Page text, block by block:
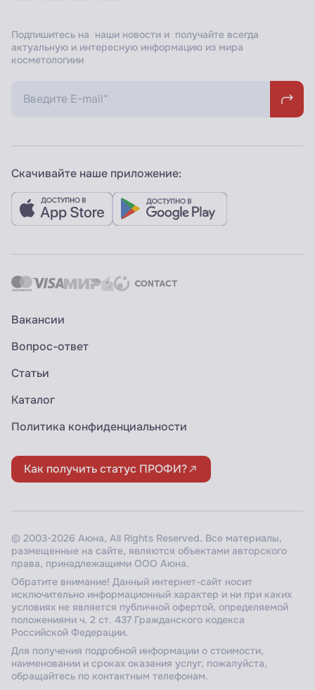
Подпишитесь на наши новости и получайте всегда
актуальную и интересную информацию из мира
косметологиии
Скачивайте наше приложение:
Вакансии
Вопрос-ответ
Статьи
Каталог
Политика конфиденциальности
Как получить статус ПРОФИ?
© 2003-2026 Аюна, All Rights Reserved. Все материалы,
размещенные на сайте, являются объектами авторского
права, принадлежащими ООО Аюна.
Обратите внимание! Данный интернет-сайт носит
исключительно информационный характер и ни при каких
условиях не является публичной офертой, определяемой
положениями ч. 2 ст. 437 Гражданского кодекса
Российской Федерации.
Для получения подробной информации о стоимости,
наименовании и сроках оказания услуг, пожалуйста,
обращайтесь по контактным телефонам.